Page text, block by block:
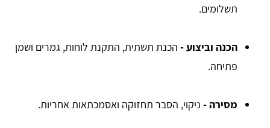
תשלומים.
הכנה וביצוע - הכנת תשתית, התקנת לוחות, גמרים ושמן
פתיחה.
מסירה - ניקוי, הסבר תחזוקה ואסמכתאות אחריות.